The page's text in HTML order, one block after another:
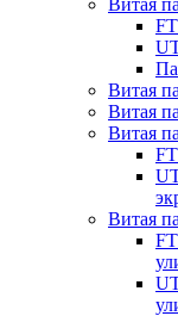
Витая
Витая
Витая
Витая
Витая